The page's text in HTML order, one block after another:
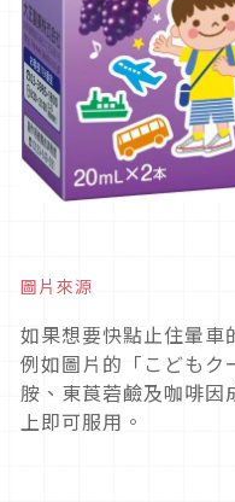
圖片來源
如果想要快點止住暈車
例如圖片的「こどもク
胺、東莨菪鹼及咖啡
上即可服用。